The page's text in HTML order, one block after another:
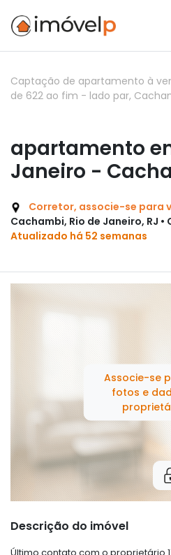
Captação de apartamento à
de 622 ao fim - lado par,
apartamento
Janeiro -
Corretor, associe-se para
Cachambi, Rio de Janeiro, RJ •
Atualizado há 52 semanas
Associe-se
fotos e
Descrição do imóvel